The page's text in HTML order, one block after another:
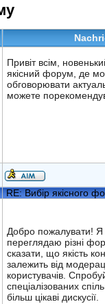
Привіт всім,
якісний форум, де
обговорювати
можете
RE: Вибір якісного
Добро пожалувати! Я
переглядаю різні
сказати, що якість
залежить від
користувачів.
спеціалізованих
більш цікаві дискусії.